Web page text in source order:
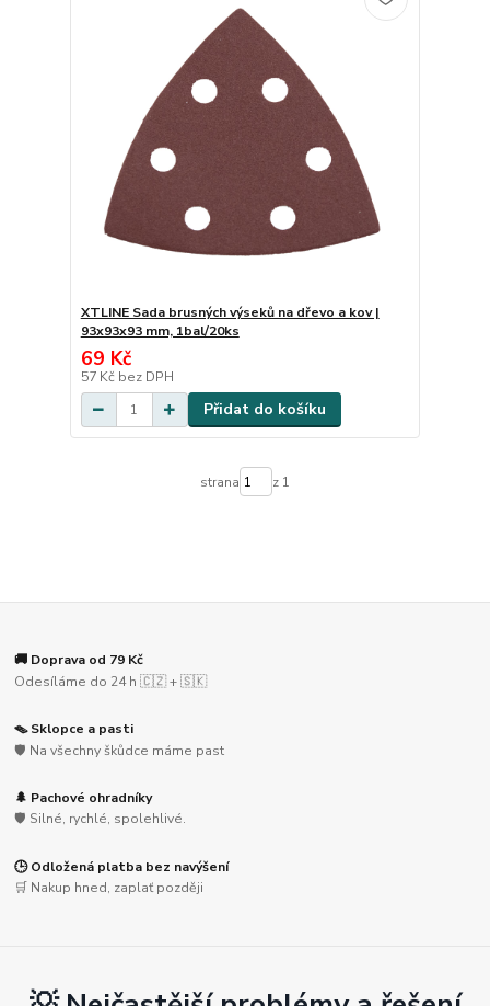
XTLINE Sada brusných výseků na dřevo a kov |
93x93x93 mm, 1bal/20ks
69 Kč
57 Kč bez DPH
Přidat do košíku
strana z 1
🚚 Doprava od 79 Kč
Odesíláme do 24 h 🇨🇿 + 🇸🇰
🪤 Sklopce a pasti
🛡️ Na všechny škůdce máme past
🌲 Pachové ohradníky
🛡️ Silné, rychlé, spolehlivé.
🕒 Odložená platba bez navýšení
🛒 Nakup hned, zaplať později